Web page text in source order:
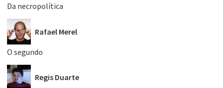
Da necropolítica
Rafael Merel
O segundo
Regis Duarte